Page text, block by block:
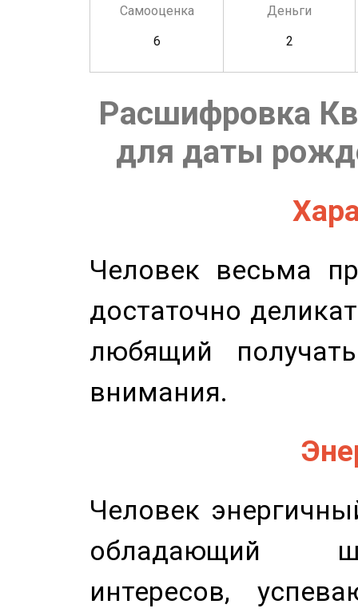
Самооценка
6
Деньги
2
Расшифровка
для даты
Человек весьма
достаточно
любящий
внимания.
Человек
обладающий
интересов,